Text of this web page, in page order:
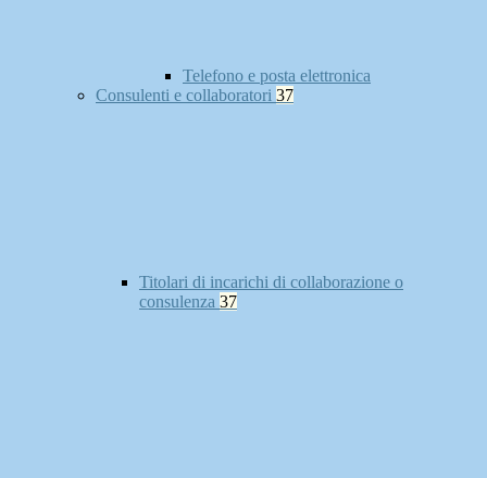
Telefono e posta elettronica
Consulenti e collaboratori 37
Titolari di incarichi di collaborazione o
consulenza 37